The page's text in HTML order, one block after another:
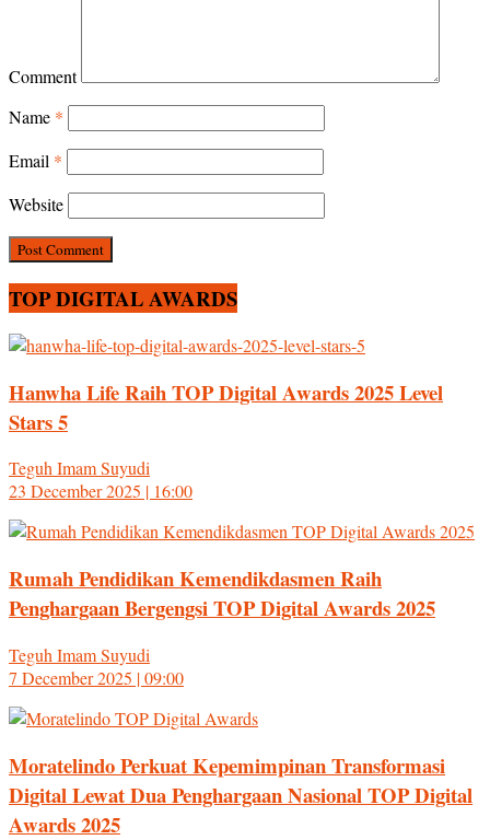
Comment
Name *
Email *
Website
TOP DIGITAL AWARDS
Hanwha Life Raih TOP Digital Awards 2025 Level
Stars 5
Teguh Imam Suyudi
23 December 2025 | 16:00
Rumah Pendidikan Kemendikdasmen Raih
Penghargaan Bergengsi TOP Digital Awards 2025
Teguh Imam Suyudi
7 December 2025 | 09:00
Moratelindo Perkuat Kepemimpinan Transformasi
Digital Lewat Dua Penghargaan Nasional TOP Digital
Awards 2025